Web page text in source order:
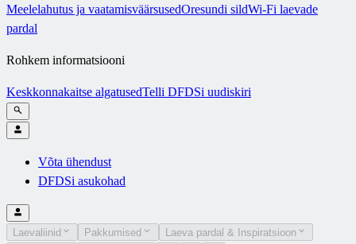
Meelelahutus ja vaatamisväärsusedOresundi sildWi-Fi laevade
pardal
Rohkem informatsiooni
Keskkonnakaitse algatusedTelli DFDSi uudiskiri
Võta ühendust
DFDSi asukohad
Laevaliinid Pakkumised
Laeva pardal & Inspiratsioon